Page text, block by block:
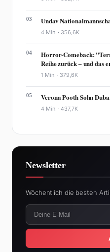
03 Undav
4 Min. · 356,6K
04
Horror-Comeback:
Reihe zurück – und das
1 Min. · 379,6K
05 Verona Pooth Sohn
4 Min. ·437,7K
Newsletter
Wöchentlich die besten